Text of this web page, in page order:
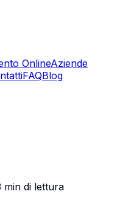
OnlineAziende
FAQBlog
min di lettura